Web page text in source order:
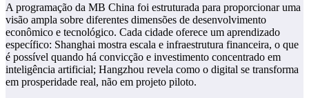
A programação da MB China foi estruturada para proporcionar uma
visão ampla sobre diferentes dimensões de desenvolvimento
econômico e tecnológico. Cada cidade oferece um aprendizado
específico: Shanghai mostra escala e infraestrutura financeira, o que
é possível quando há convicção e investimento concentrado em
inteligência artificial; Hangzhou revela como o digital se transforma
em prosperidade real, não em projeto piloto.